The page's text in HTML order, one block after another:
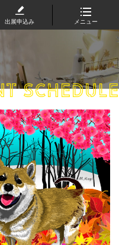
SCHEDULE
出展申込み メニュー